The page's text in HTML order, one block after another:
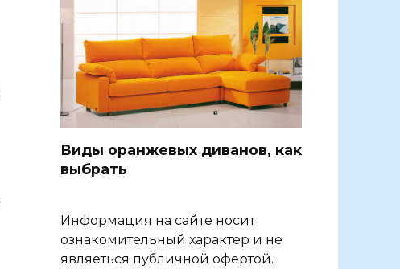
Виды оранжевых диванов, как
выбрать
Информация на сайте носит
ознакомительный характер и не
являеться публичной офертой.